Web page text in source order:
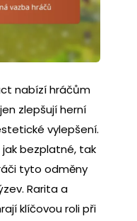
nabízí hráčům
zlepšují herní
vylepšení.
jak bezplatné, tak
tyto odměny
Rarita a
klíčovou roli při